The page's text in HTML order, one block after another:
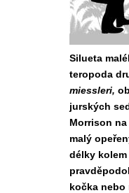
Silueta
teropoda
miessleri,
jurských
Morrison
malý
délky kolem
kočka nebo